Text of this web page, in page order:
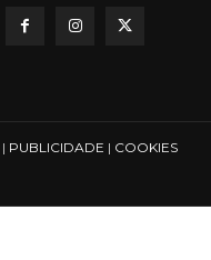
| PUBLICIDADE | COOKIES